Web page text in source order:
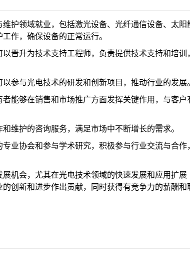
护领域就业，包括激光设备、光纤通信设备、太阳
作，确保设备的正常运行。
晋升为技术支持工程师，负责提供技术支持和培训
参与光电技术的研发和创新项目，推动行业的发展
能够在销售和市场推广方面发挥关键作用，与客户
维护的咨询服务，满足市场中不断增长的需求。
业协会和参与学术研究，积极参与行业交流与合作
机会，尤其在光电技术领域的快速发展和应用扩展
创新和进步作出贡献，同时获得有竞争力的薪酬和